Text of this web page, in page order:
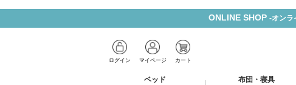
ONLINE SHOP -オンラ
ログイン マイページ カート
ベッド 布団・寝具